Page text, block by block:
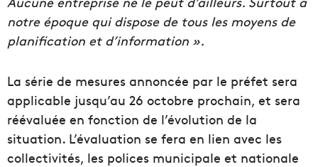
notre époque qui dispose de tous les moyens de
planification et d’information ».
La série de mesures annoncée par le préfet sera
applicable jusqu’au 26 octobre prochain, et sera
réévaluée en fonction de l’évolution de la
situation. L’évaluation se fera en lien avec les
collectivités, les polices municipale et nationale